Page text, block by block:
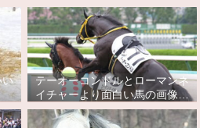
い
テーオーコンドルとローマンネ
イチャーより面白い馬の画像っ
てあるの？